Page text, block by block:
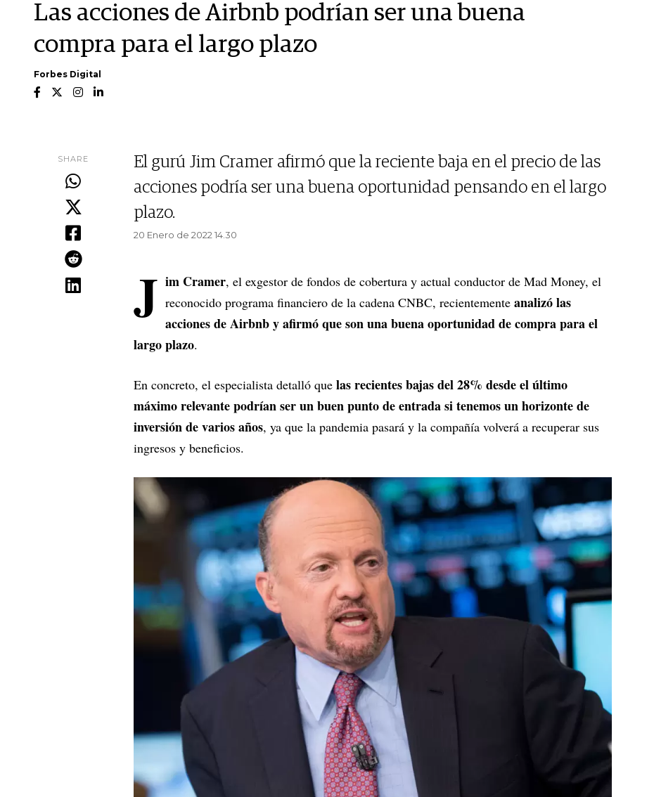
Las acciones de Airbnb podrían ser una buena
compra para el largo plazo
Forbes Digital
SHARE
El gurú Jim Cramer afirmó que la reciente baja en el precio de las
acciones podría ser una buena oportunidad pensando en el largo
plazo.
20 Enero de 2022 14.30
J im Cramer, el exgestor de fondos de cobertura y actual conductor de Mad Money, el
reconocido programa financiero de la cadena CNBC, recientemente analizó las
acciones de Airbnb y afirmó que son una buena oportunidad de compra para el
largo plazo.
En concreto, el especialista detalló que las recientes bajas del 28% desde el último
máximo relevante podrían ser un buen punto de entrada si tenemos un horizonte de
inversión de varios años, ya que la pandemia pasará y la compañía volverá a recuperar sus
ingresos y beneficios.